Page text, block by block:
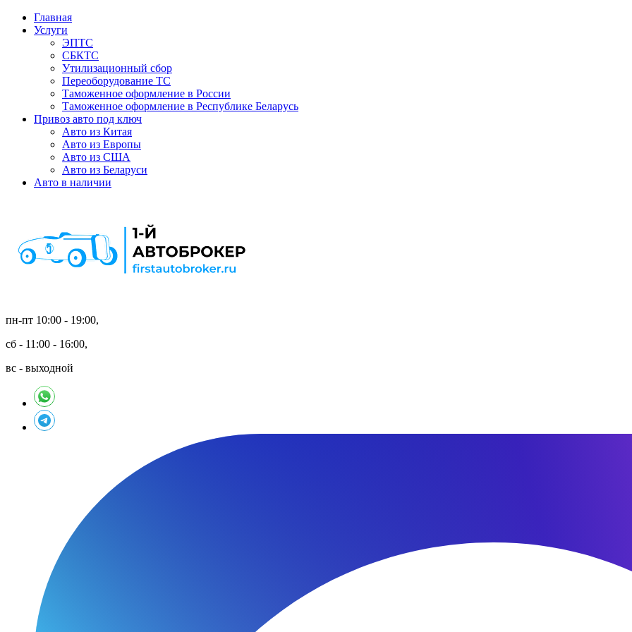
Главная
Услуги
ЭПТС
СБКТС
Утилизационный сбор
Переоборудование ТС
Таможенное оформление в России
Таможенное оформление в Республике Беларусь
Привоз авто под ключ
Авто из Китая
Авто из Европы
Авто из США
Авто из Беларуси
Авто в наличии
пн-пт 10:00 - 19:00,
сб - 11:00 - 16:00,
вс - выходной